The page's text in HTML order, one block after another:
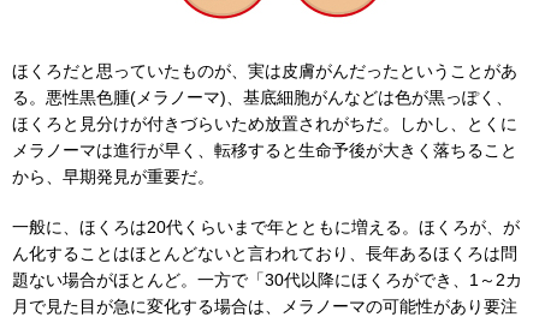
ほくろだと思っていたものが、実は皮膚がんだったということがあ
る。悪性黒色腫(メラノーマ)、基底細胞がんなどは色が黒っぽく、
ほくろと見分けが付きづらいため放置されがちだ。しかし、とくに
メラノーマは進行が早く、転移すると生命予後が大きく落ちること
から、早期発見が重要だ。
一般に、ほくろは20代くらいまで年とともに増える。ほくろが、が
ん化することはほとんどないと言われており、長年あるほくろは問
題ない場合がほとんど。一方で「30代以降にほくろができ、1～2カ
月で見た目が急に変化する場合は、メラノーマの可能性があり要注